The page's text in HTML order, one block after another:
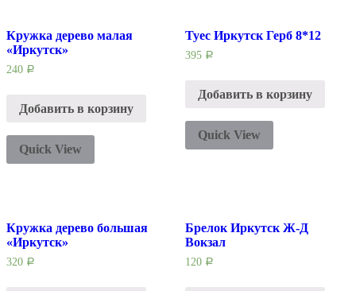
Кружка дерево малая
«Иркутск»
240 Р
Добавить в корзину
Quick View
Туес Иркутск Герб 8*12
395 Р
Добавить в корзину
Quick View
Кружка дерево большая
«Иркутск»
320 Р
Брелок Иркутск Ж-Д
Вокзал
120 Р